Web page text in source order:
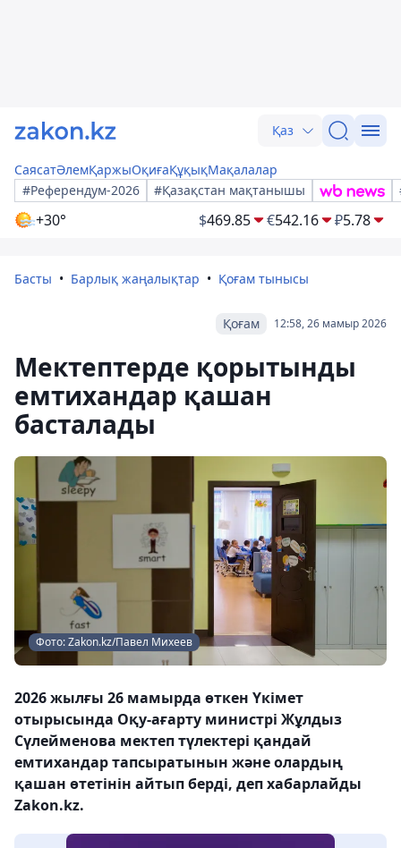
Қаз
СаясатӘлемҚаржыОқиғаҚұқықМақалалар
#Референдум-2026
#Қазақстан мақтанышы
+30° $469.85 €542.16 ₽5.78
Басты Барлық жаңалықтар Қоғам тынысы
12:58, 26 мамыр 2026
Қоғам
Мектептерде қорытынды
емтихандар қашан
басталады
Фото: Zakon.kz/Павел Михеев
2026 жылғы 26 мамырда өткен Үкімет
отырысында Оқу-ағарту министрі Жұлдыз
Сүлейменова мектеп түлектері қандай
емтихандар тапсыратынын және олардың
қашан өтетінін айтып берді, деп хабарлайды
Zakon.kz.